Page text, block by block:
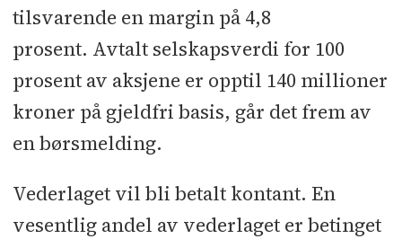
tilsvarende en margin på 4,8
prosent. Avtalt selskapsverdi for 100
prosent av aksjene er opptil 140 millioner
kroner på gjeldfri basis, går det frem av
en børsmelding.
Vederlaget vil bli betalt kontant. En
vesentlig andel av vederlaget er betinget